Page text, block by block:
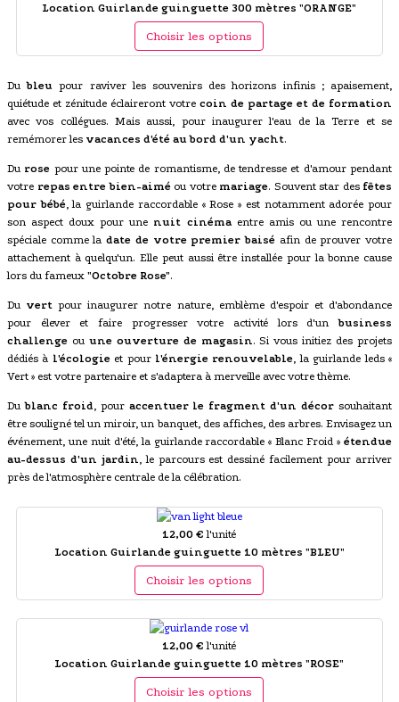
Location Guirlande guinguette 300 mètres "ORANGE"
Choisir les options
Dubleu pour raviver les souvenirs des horizons infinis ; apaisement,
quiétude et zénitude éclaireront votre coin de partage et de formation
avec vos collégues. Mais aussi, pour inaugurer l'eau de la Terre et se
remémorer les vacances d'été au bord d'un yacht.
Du rose pour une pointe de romantisme, de tendresse et d'amour pendant
votre repas entre bien-aiméou votre mariage. Souvent star des fêtes
pour bébé, la guirlande raccordable « Rose » est notamment adorée pour
son aspect doux pour une nuit cinémaentre amis ou une rencontre
spéciale comme ladate de votre premier baisé afin de prouver votre
attachement à quelqu'un. Elle peut aussi être installée pour la bonne cause
lors du fameux "Octobre Rose".
Du vert pour inaugurer notre nature, emblème d'espoir et d'abondance
pour élever et faire progresser votre activité lors d'unbusiness
challenge ou une ouverture de magasin. Si vous initiez des projets
dédiés à l'écologieet pour l'énergie renouvelable, la guirlande leds «
Vert » est votre partenaire et s'adaptera à merveille avec votre thème.
Dublanc froid, pour accentuer le fragment d'un décor souhaitant
être souligné tel un miroir, un banquet, des affiches, des arbres. Envisagez un
événement, une nuit d'été, la guirlande raccordable « Blanc Froid » étendue
au-dessus d'un jardin, le parcours est dessiné facilement pour arriver
près de l'atmosphère centrale de la célébration.
12,00 € l'unité
Location Guirlande guinguette 10 mètres "BLEU"
Choisir les options
12,00 € l'unité
Location Guirlande guinguette 10 mètres "ROSE"
Choisir les options